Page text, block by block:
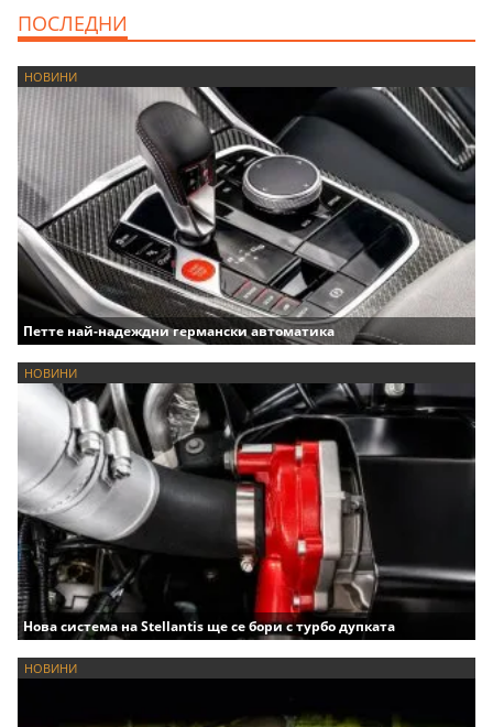
ПОСЛЕДНИ
НОВИНИ
Петте най-надеждни германски автоматика
НОВИНИ
Нова система на Stellantis ще се бори с турбо дупката
НОВИНИ